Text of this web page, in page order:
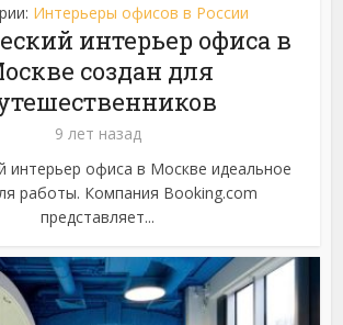
Интерьеры офисов в России
интерьер офиса в
создан для
9 лет назад
интерьер офиса в Москве идеальное
работы. Компания Booking.com
представляет...